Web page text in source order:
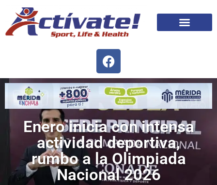
Enero inicia con intensa
actividad deportiva,
rumbo a la Olimpiada
Nacional 2026